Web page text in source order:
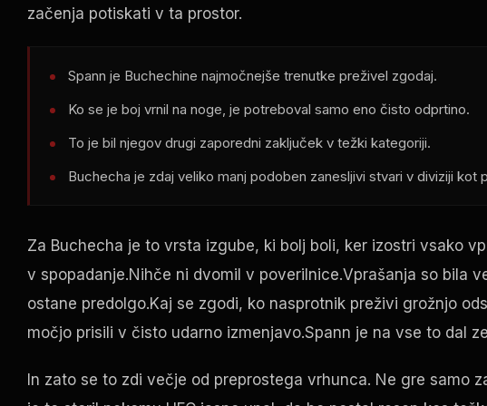
začenja potiskati v ta prostor.
Spann je Buchechine najmočnejše trenutke preživel zgodaj.
Ko se je boj vrnil na noge, je potreboval samo eno čisto odprtino.
To je bil njegov drugi zaporedni zaključek v težki kategoriji.
Buchecha je zdaj veliko manj podoben zanesljivi stvari v diviziji kot
Za Buchecha je to vrsta izgube, ki bolj boli, ker izostri vsako
v spopadanje.Nihče ni dvomil v poverilnice.Vprašanja so bila
ostane predolgo.Kaj se zgodi, ko nasprotnik preživi grožnjo
močjo prisili v čisto udarno izmenjavo.Spann je na vse to dal
In zato se to zdi večje od preprostega vrhunca. Ne gre samo